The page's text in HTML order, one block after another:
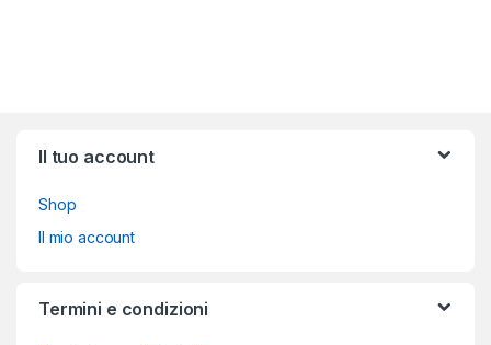
Il tuo account
Shop
Il mio account
Termini e condizioni